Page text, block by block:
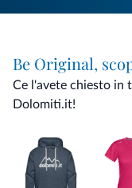
Be Original,
Ce l'avete chiesto in
Dolomiti.it!